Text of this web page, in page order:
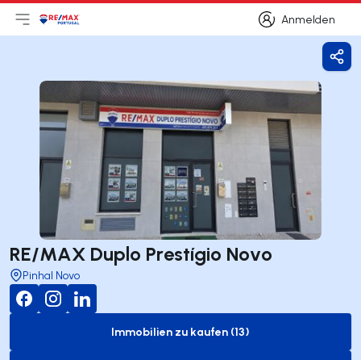
Anmelden
Anmelden
Hauptmenü öffnen
LogoZur Startseite
RE/MAX Duplo Prestígio Novo
Pinhal Novo
to-buy-listing
Immobilien zu kaufen (13)